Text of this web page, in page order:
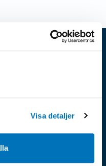
Visa detaljer
oberoende och
konsumenträtt inom